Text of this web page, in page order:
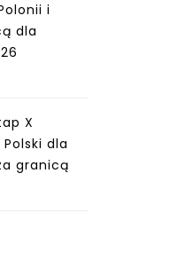
i
dla
X
dla
granicą